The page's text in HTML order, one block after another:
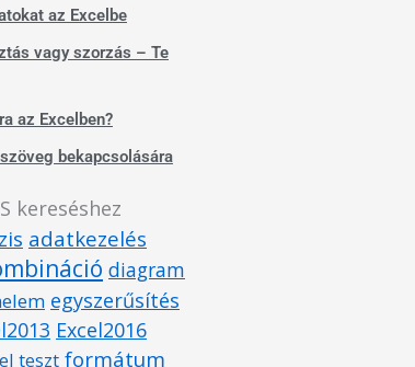
az Excelbe
vagy szorzás – Te
az Excelben?
bekapcsolására
kereséshez
adatkezelés
diagram
egyszerűsítés
Excel2016
teszt formátum